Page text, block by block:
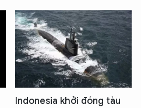
Indonesia khởi đóng tàu